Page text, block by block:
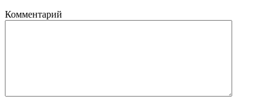
Комментарий